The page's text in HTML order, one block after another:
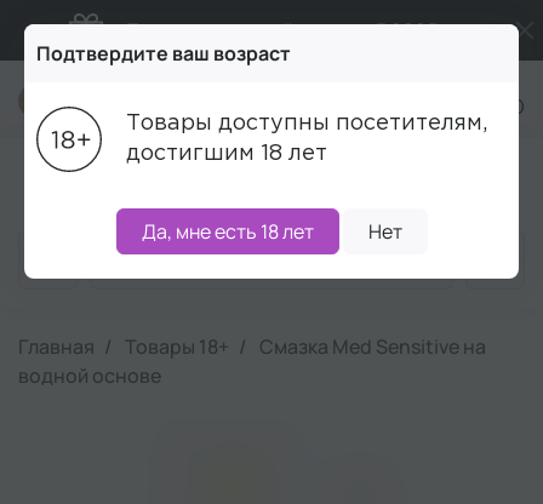
Подарки в каждый заказ от 5 000₽
Промокод ПРИВЕТ
+7 (495) 215-16-00
Блог Акции Бренды
Главная Товары 18+
Смазка Med Sensitive на
водной основе
Подтвердите ваш возраст
Товары доступны посетителям,
достигшим 18 лет
Да, мне есть 18 лет Нет